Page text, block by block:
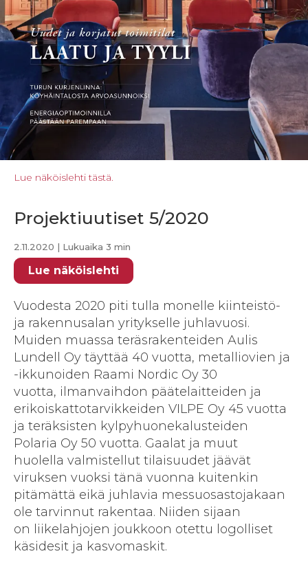
Lue näköislehti tästä.
Projektiuutiset 5/2020
2.11.2020 | Lukuaika 3 min
Lue näköislehti
Vuodesta 2020 piti tulla monelle kiinteistö-
ja rakennusalan yritykselle juhlavuosi.
Muiden muassa teräsrakenteiden Aulis
Lundell Oy täyttää 40 vuotta, metalliovien ja
-ikkunoiden Raami Nordic Oy 30
vuotta, ilmanvaihdon päätelaitteiden ja
erikoiskattotarvikkeiden VILPE Oy 45 vuotta
ja teräksisten kylpyhuonekalusteiden
Polaria Oy 50 vuotta. Gaalat ja muut
huolella valmistellut tilaisuudet jäävät
viruksen vuoksi tänä vuonna kuitenkin
pitämättä eikä juhlavia messuosastojakaan
ole tarvinnut rakentaa. Niiden sijaan
on liikelahjojen joukkoon otettu logolliset
käsidesit ja kasvomaskit.